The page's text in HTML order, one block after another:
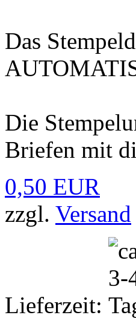
Das
Die
Briefen mit
0,50 EUR
zzgl. Versand
Lieferzeit: